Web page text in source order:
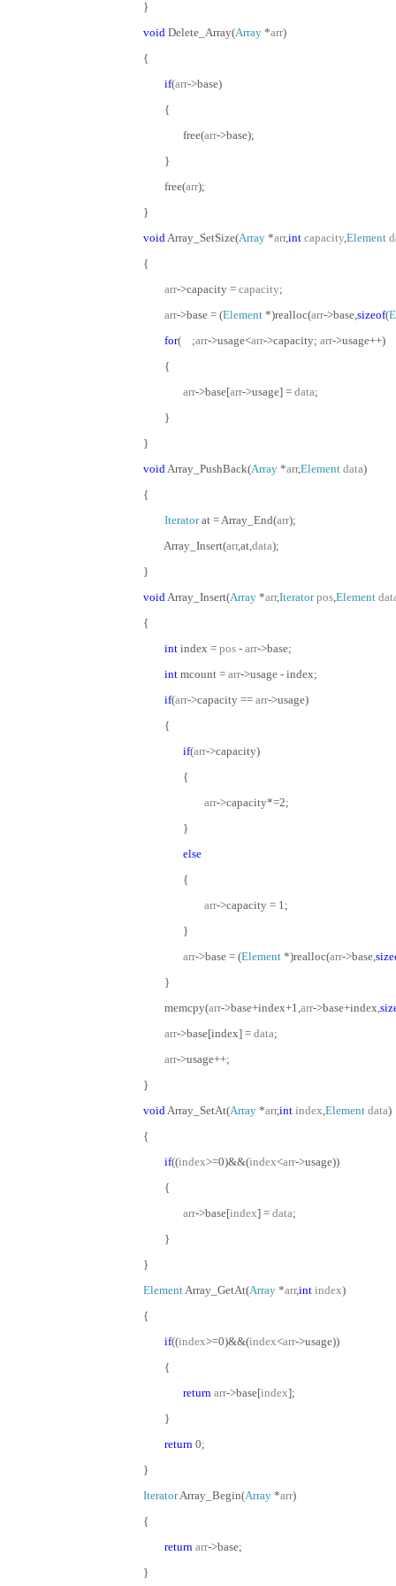
}
void Delete_Array(Array *arr)
{
if(arr->base)
{
free(arr->base);
}
free(arr);
}
voidArray_SetSize(Array *arr,int capacity,Element
{
arr->capacity = capacity;
arr->base = (Element *)realloc(arr->base,sizeof(
for( ;arr->usage<arr->capacity; arr->usage++)
{
arr->base[arr->usage] = data;
}
}
voidArray_PushBack(Array *arr,Element data)
{
Iteratorat = Array_End(arr);
Array_Insert(arr,at,data);
}
voidArray_Insert(Array *arr,Iterator pos,Element
{
int index = pos - arr->base;
int mcount = arr->usage - index;
if(arr->capacity == arr->usage)
{
if(arr->capacity)
{
arr->capacity*=2;
}
else
{
arr->capacity = 1;
}
arr->base = (Element *)realloc(arr->base,
}
memcpy(arr->base+index+1,arr->base+index,
arr->base[index] = data;
arr->usage++;
}
voidArray_SetAt(Array *arr,int index,Element data)
{
if((index>=0)&&(index<arr->usage))
{
arr->base[index] = data;
}
}
ElementArray_GetAt(Array *arr,int index)
{
if((index>=0)&&(index<arr->usage))
{
return arr->base[index];
}
return 0;
}
IteratorArray_Begin(Array *arr)
{
return arr->base;
}